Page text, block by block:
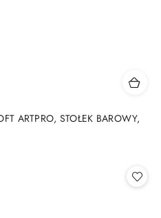
ARTPRO, STOŁEK BAROWY,